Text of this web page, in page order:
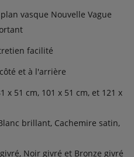
vasque Nouvelle Vague
facilité
et à l'arrière
x 51 cm, 101 x 51 cm, et 121 x
brillant, Cachemire satin,
Noir givré et Bronze givré